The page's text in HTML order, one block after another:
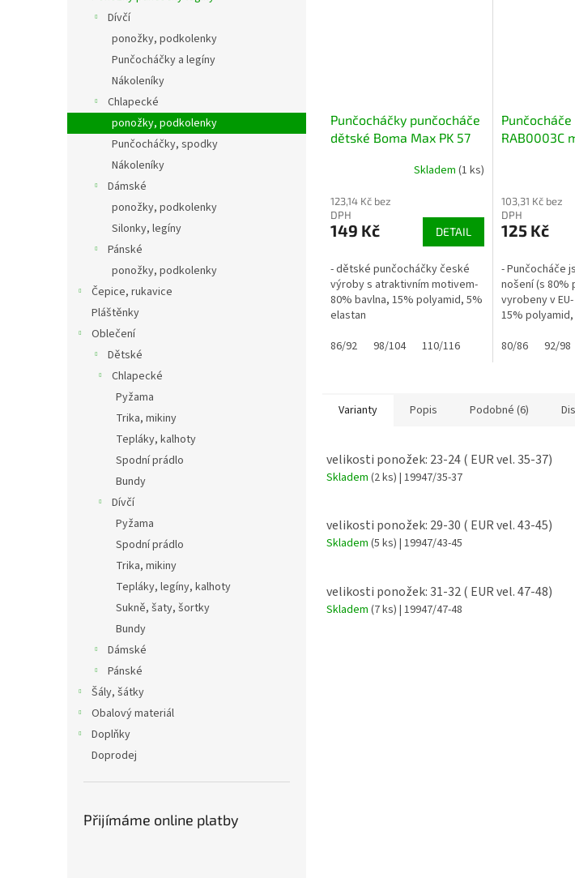
Dívčí
ponožky, podkolenky
Punčocháčky a legíny
Nákoleníky
Chlapecké
ponožky, podkolenky
Punčocháčky, spodky
Nákoleníky
Dámské
ponožky, podkolenky
Silonky, legíny
Pánské
ponožky, podkolenky
Čepice, rukavice
Pláštěnky
Oblečení
Dětské
Chlapecké
Pyžama
Trika, mikiny
Tepláky, kalhoty
Spodní prádlo
Bundy
Dívčí
Pyžama
Spodní prádlo
Trika, mikiny
Tepláky, legíny, kalhoty
Sukně, šaty, šortky
Bundy
Dámské
Pánské
Šály, šátky
Obalový materiál
Doplňky
Doprodej
Přijímáme online platby
Punčocháčky punčocháče
dětské Boma Max PK 57
Skladem (1 ks)
123,14 Kč bez
DPH
149 Kč DETAIL
- dětské punčocháčky české
výroby s atraktivním motivem-
80% bavlna, 15% polyamid, 5%
elastan
86/92
98/104 110/116
Punčocháče
RAB0003C
103,31 Kč bez
DPH
125 Kč
- Punčocháče
nošení (s 80%
vyrobeny v
15%
80/86
92/98
Varianty Popis Podobné (6)
velikosti ponožek: 23-24 ( EUR vel. 35-37)
Skladem (2 ks) | 19947/35-37
velikosti ponožek: 29-30 ( EUR vel. 43-45)
Skladem (5 ks) | 19947/43-45
velikosti ponožek: 31-32 ( EUR vel. 47-48)
Skladem (7 ks) | 19947/47-48